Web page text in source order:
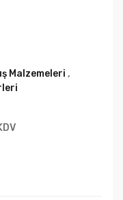
Malzemeleri ,